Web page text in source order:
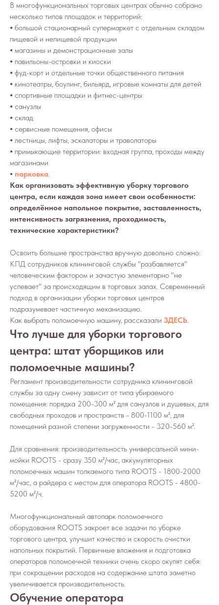
В многофункциональных торговых центрах обычно собрано
несколько типов площадок и территорий:
⦁ большой стационарный супермаркет с отдельным складом
пищевой и непищевой продукции
⦁ магазины и демонстрационные залы
⦁ павильоны-островки и киоски
⦁ фуд-корт и отдельные точки общественного питания
⦁ кинотеатры, боулинг, бильярд, игровые комнаты для детей
⦁ спортивные площадки и фитнес-центры
⦁ санузлы
⦁ склад
⦁ сервисные помещения, офисы
⦁ лестницы, лифты, эскалаторы и траволаторы
⦁ примыкающие территории: входная группа, проходы между
магазинами
⦁ парковка.
Как организовать эффективную уборку торгового
центра, если каждая зона имеет свои особенности:
определённое напольное покрытие, заставленность,
интенсивность загрязнения, проходимость,
технические характеристики?
Освоить большие пространства вручную довольно сложно:
КПД сотрудников клининговой службы "разбавляется"
человеческим фактором и зачастую элементарно "не
успевает" за происходящим в торговых залах. Современный
подход в организации уборки торговых центров
подразумевает частичную механизацию.
Как выбрать поломоечную машину, рассказали ЗДЕСЬ.
Что лучше для уборки торгового
центра: штат уборщиков или
поломоечные машины?
Регламент производительности сотрудника клининговой
службы за одну смену зависит от типа убираемого
помещения: порядка 200-300 м² для санузлов и душевых, для
свободных проходов и пространств - 800-1100 м², для
помещений разной степени загруженности - 320-560 м².
Для сравнения: производительность универсальной мини-
мойки ROOTS - сразу 350 м²/час, аккумуляторных
поломоечных машин толкаемого типа ROOTS - 1800-2000
м²/час, а райдера с местом для оператора ROOTS - 4800-
5200 м²/ч.
Многофункциональный автопарк поломоечного
оборудования ROOTS закроет все задачи по уборке
торгового центра, улучшит качество и скорость очистки
напольных покрытий. Первичные вложения и подготовка
операторов поломоечной техники очень скоро окупят себя:
при сокращении расходов на содержание штата заметно
увеличивается производительность.
Обучение оператора